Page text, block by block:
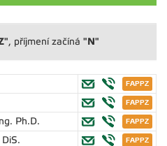
, příjmení začíná "N"
Ph.D.